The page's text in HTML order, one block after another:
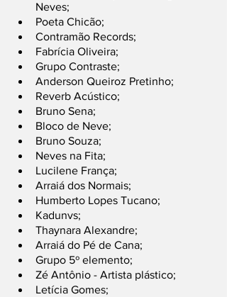
Neves;
Poeta Chicão;
Contramão Records;
Fabrícia Oliveira;
Grupo Contraste;
Anderson Queiroz Pretinho;
Reverb Acústico;
Bruno Sena;
Bloco de Neve;
Bruno Souza;
Neves na Fita;
Lucilene França;
Arraiá dos Normais;
Humberto Lopes Tucano;
Kadunvs;
Thaynara Alexandre;
Arraiá do Pé de Cana;
Grupo 5º elemento;
Zé Antônio - Artista plástico;
Letícia Gomes;